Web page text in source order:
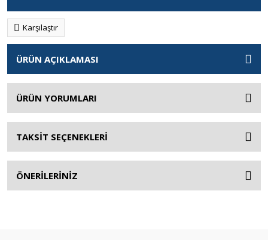
Karşılaştır
ÜRÜN AÇIKLAMASI
ÜRÜN YORUMLARI
TAKSİT SEÇENEKLERİ
ÖNERİLERİNİZ